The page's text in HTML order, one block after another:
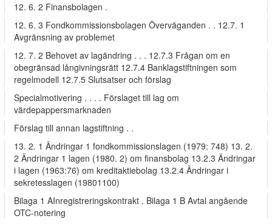
12. 6. 2 Finansbolagen .
12. 6. 3 Fondkommissionsbolagen Överväganden . . 12.7. 1
Avgränsning av problemet
12. 7. 2 Behovet av lagändring . . . 12.7.3 Frågan om en
obegränsad långivningsrätt 12.7.4 Banklagstiftningen som
regelmodell 12.7.5 Slutsatser och förslag
Specialmotivering . . . . Förslaget till lag om
värdepappersmarknaden
Förslag till annan lagstiftning . .
13. 2. 1 Ändringar 1 fondkommissionslagen (1979: 748) 13. 2.
2 Ändringar 1 lagen (1980. 2) om finansbolag 13.2.3 Ändringar
i lagen (1963:76) om kreditaktiebolag 13.2.4 Ändringar i
sekretesslagen (19801100)
Bilaga 1 AInregistreringskontrakt . Bilaga 1 B Avtal angående
OTC-notering